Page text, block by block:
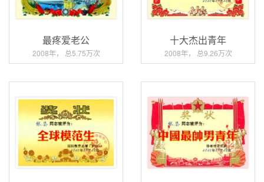
最疼爱老公
2008年， 总5.75万次
十大杰出青年
2008年， 总9.26万次